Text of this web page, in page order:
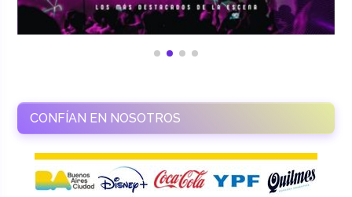
CONFÍAN EN NOSOTROS